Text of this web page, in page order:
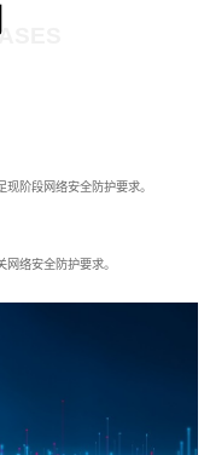
阶段网络安全防护要求。
络安全防护要求。